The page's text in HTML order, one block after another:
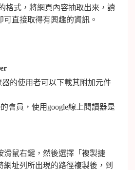
格式，將網頁內容抽取出來，讀
可直接取得有興趣的資訊。
器的使用者可以下載其附加元件
會員，使用google線上閱讀器是
滑鼠右鍵，然後選擇「複製捷
網址列所出現的路徑複製後，到